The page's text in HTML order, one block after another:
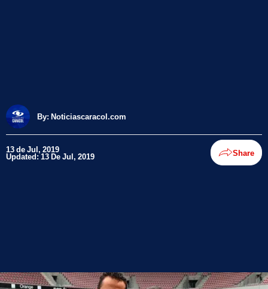
By: Noticiascaracol.com
13 de Jul, 2019
Updated: 13 De Jul, 2019 Share